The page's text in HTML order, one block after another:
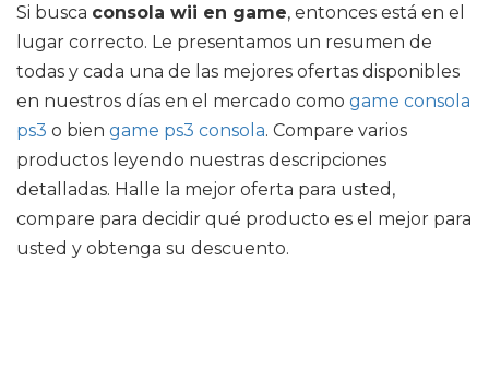
Si busca consola wii en game, entonces está en el
lugar correcto. Le presentamos un resumen de
todas y cada una de las mejores ofertas disponibles
en nuestros días en el mercado como game consola
ps3 o bien game ps3 consola. Compare varios
productos leyendo nuestras descripciones
detalladas. Halle la mejor oferta para usted,
compare para decidir qué producto es el mejor para
usted y obtenga su descuento.